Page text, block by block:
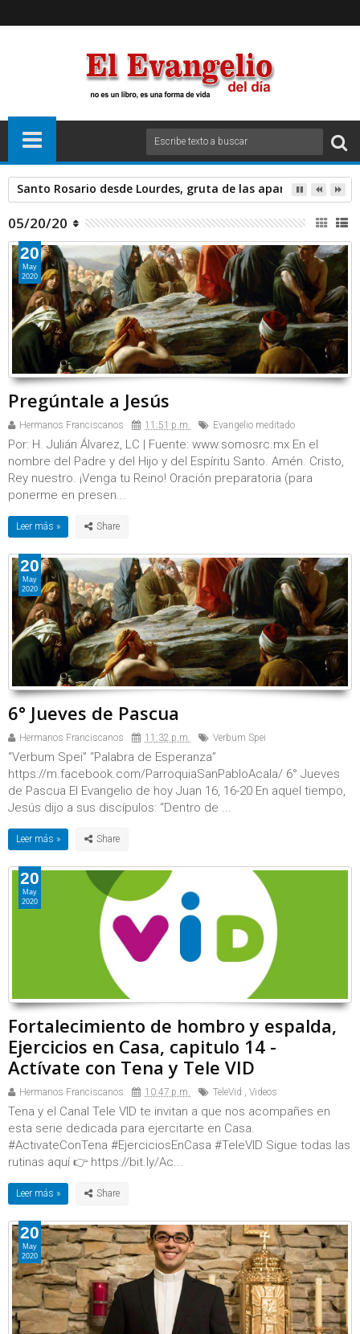
Santo Rosario desde Lourdes, gruta de las apariciones.
05/20/20
Pregúntale a Jesús
Hermanos Franciscanos 11:51 p.m. Evangelio meditado
Por: H. Julián Álvarez, LC | Fuente: www.somosrc.mx En el
nombre del Padre y del Hijo y del Espíritu Santo. Amén. Cristo,
Rey nuestro. ¡Venga tu Reino! Oración preparatoria (para
ponerme en presen...
Leer más »
20
May
2020
6° Jueves de Pascua
Hermanos Franciscanos 11:32 p.m. Verbum Spei
“Verbum Spei” “Palabra de Esperanza”
https://m.facebook.com/ParroquiaSanPabloAcala/ 6° Jueves
de Pascua El Evangelio de hoy Juan 16, 16-20 En aquel tiempo,
Jesús dijo a sus discípulos: “Dentro de ...
Leer más »
20
May
2020
Fortalecimiento de hombro y espalda,
Ejercicios en Casa, capitulo 14 -
Actívate con Tena y Tele VID
Hermanos Franciscanos 10:47 p.m. TeleVid , Videos
Tena y el Canal Tele VID te invitan a que nos acompañes en
esta serie dedicada para ejercitarte en Casa.
#ActivateConTena #EjerciciosEnCasa #TeleVID Sigue todas las
rutinas aquí 👉 https://bit.ly/Ac...
Leer más »
20
May
2020
20
May
2020